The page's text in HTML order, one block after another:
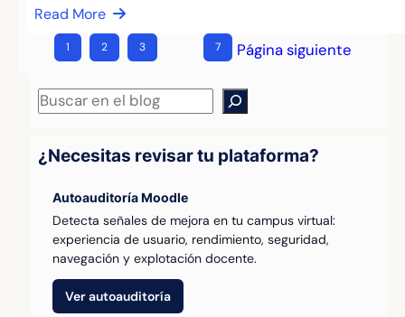
Read More
1 2 3 7 Página siguiente
Buscar
¿Necesitas revisar tu plataforma?
Autoauditoría Moodle
Detecta señales de mejora en tu campus virtual:
experiencia de usuario, rendimiento, seguridad,
navegación y explotación docente.
Ver autoauditoría